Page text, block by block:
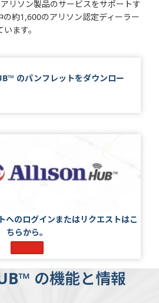
リソン製品のサービスをサポートす
の約1,600のアリソン認定ディーラー
ます。
HUB Flyer Update_Final_JA
のパンフレットをダウンロー
のログインまたはリクエストはこ
ちらから。
の機能と情報